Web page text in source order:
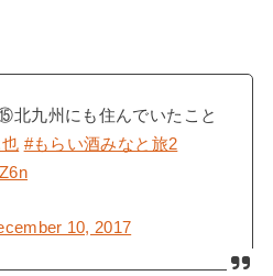
北九州にも住んでいたこと
#もらい酒みなと旅2
10, 2017